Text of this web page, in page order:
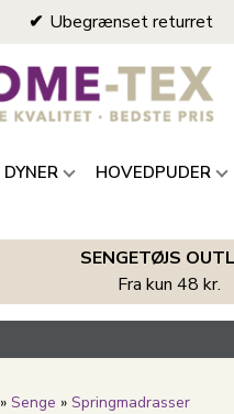
Ubegrænset returret
DYNER HOVEDPUDER
SENGETØJS
Fra kun 48 kr.
» Senge » Springmadrasser